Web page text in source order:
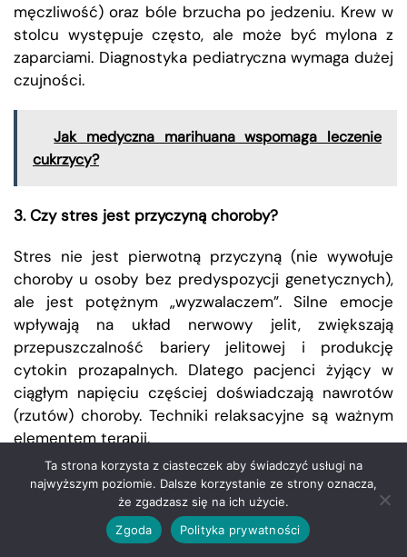
męczliwość) oraz bóle brzucha po jedzeniu. Krew w
stolcu występuje często, ale może być mylona z
zaparciami. Diagnostyka pediatryczna wymaga dużej
czujności.
Jak medyczna marihuana wspomaga leczenie
cukrzycy?
3. Czy stres jest przyczyną choroby?
Stres nie jest pierwotną przyczyną (nie wywołuje
choroby u osoby bez predyspozycji genetycznych),
ale jest potężnym „wyzwalaczem”. Silne emocje
wpływają na układ nerwowy jelit, zwiększają
przepuszczalność bariery jelitowej i produkcję
cytokin prozapalnych. Dlatego pacjenci żyjący w
ciągłym napięciu częściej doświadczają nawrotów
(rzutów) choroby. Techniki relaksacyjne są ważnym
elementem terapii.
4. Czy leczenie biologiczne jest bezpieczne?
Tak, profil bezpieczeństwa nowoczesnych leków
biologicznych jest wysoki. Oczywiście, jak każda
Ta strona korzysta z ciasteczek aby świadczyć usługi na
najwyższym poziomie. Dalsze korzystanie ze strony oznacza,
że zgadzasz się na ich użycie.
Zgoda
Polityka prywatności